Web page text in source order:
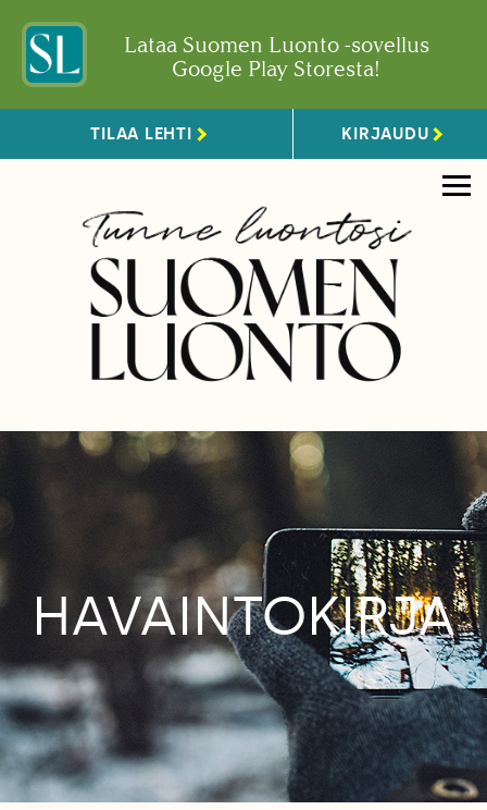
Lataa Suomen Luonto -sovellus
Google Play Storesta!
TILAA LEHTI KIRJAUDU
HAVAINTOKIRJA